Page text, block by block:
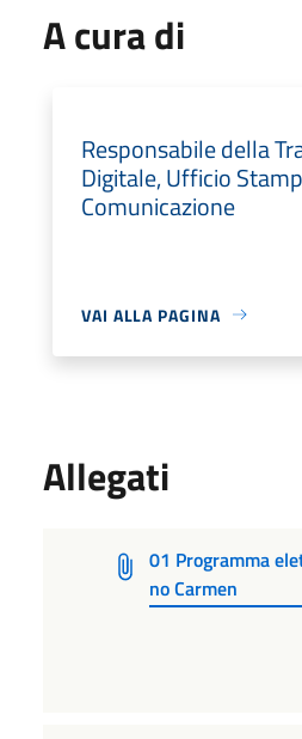
A cura di
Responsabile della
Digitale, Ufficio
Comunicazione
VAI ALLA PAGINA
Allegati
01 Programma
no Carmen